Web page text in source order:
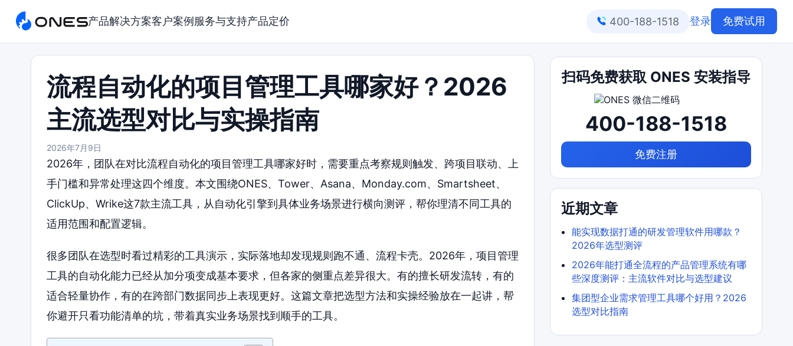
产品解决方案客户案例 服务与支持产品定价 400-188-1518 登录 免费试用
流程自动化的项目管理工具哪家好？2026
主流选型对比与实操指南
2026年7月9日
2026年，团队在对比流程自动化的项目管理工具哪家好时，需要重点考察规则触发、跨项目联动、上
手门槛和异常处理这四个维度。本文围绕ONES、Tower、Asana、Monday.com、Smartsheet、
ClickUp、Wrike这7款主流工具，从自动化引擎到具体业务场景进行横向测评，帮你理清不同工具的
适用范围和配置逻辑。
很多团队在选型时看过精彩的工具演示，实际落地却发现规则跑不通、流程卡壳。2026年，项目管理
工具的自动化能力已经从加分项变成基本要求，但各家的侧重点差异很大。有的擅长研发流转，有的
适合轻量协作，有的在跨部门数据同步上表现更好。这篇文章把选型方法和实操经验放在一起讲，帮
你避开只看功能清单的坑，带着真实业务场景找到顺手的工具。
扫码免费获取 ONES 安装指导
400-188-1518
免费注册
近期文章
能实现数据打通的研发管理软件用哪款？
2026年选型测评
2026年能打通全流程的产品管理系统有哪
些深度测评：主流软件对比与选型建议
集团型企业需求管理工具哪个好用？2026
选型对比指南